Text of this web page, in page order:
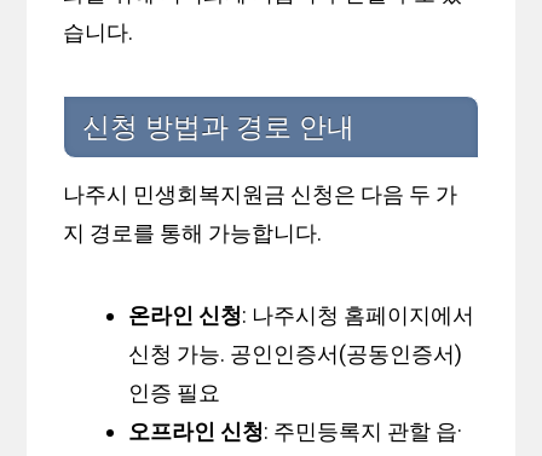
습니다.
신청 방법과 경로 안내
나주시 민생회복지원금 신청은 다음 두 가
지 경로를 통해 가능합니다.
온라인 신청: 나주시청 홈페이지에서
신청 가능. 공인인증서(공동인증서)
인증 필요
오프라인 신청: 주민등록지 관할 읍·